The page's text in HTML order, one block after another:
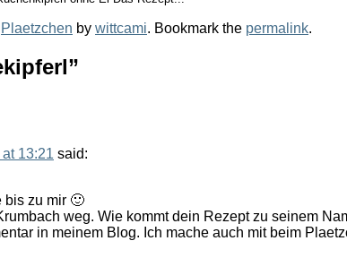
Plaetzchen by wittcami. Bookmark the permalink.
”
13:21 said:
bis zu mir 🙂
weg. Wie kommt dein Rezept zu seinem
in meinem Blog. Ich mache auch mit beim